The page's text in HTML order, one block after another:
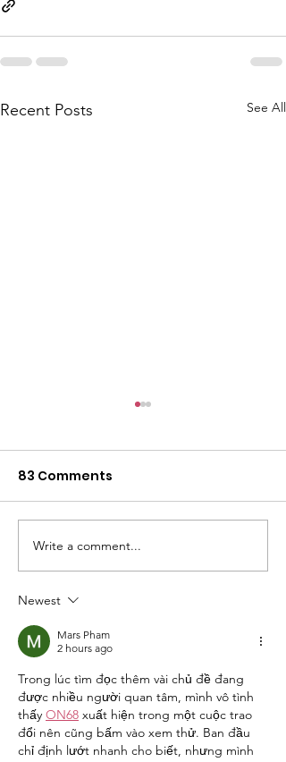
Recent Posts See All
Highlights Barbara
Jordan 2026
83 Comments
Write a comment...
Newest
Mars Pham
2 hours ago
Trong lúc tìm đọc thêm vài chủ đề đang
được nhiều người quan tâm, mình vô tình
thấy ON68 xuất hiện trong một cuộc trao
đổi nên cũng bấm vào xem thử. Ban đầu
chỉ định lướt nhanh cho biết, nhưng mình